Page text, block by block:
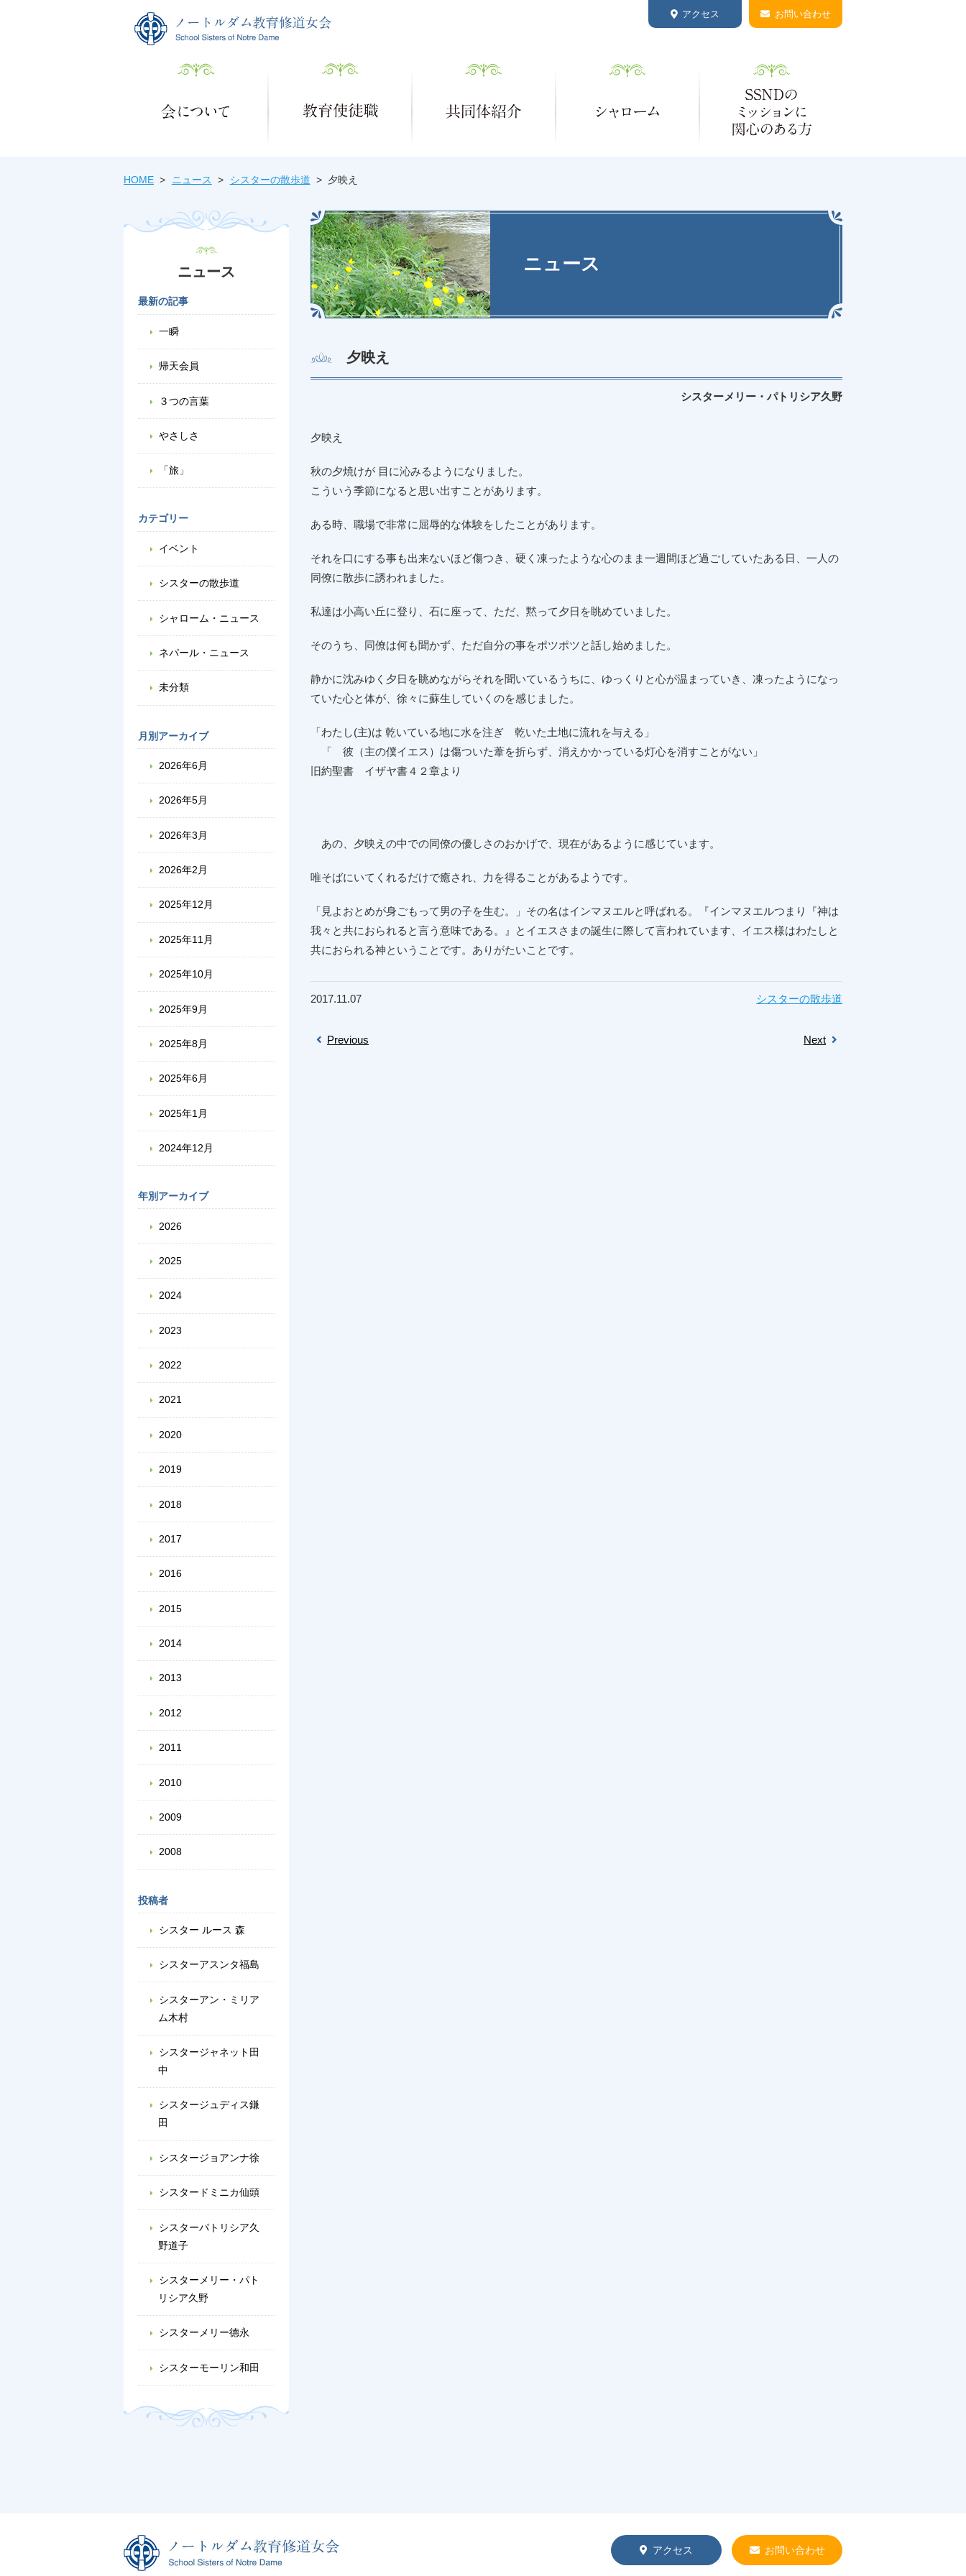
アクセス お問い合わせ
HOME ニュース シスターの散歩道 夕映え
ニュース
夕映え
シスターメリー・パトリシア久野
夕映え
秋の夕焼けが 目に沁みるようになりました。
こういう季節になると思い出すことがあります。
ある時、職場で非常に屈辱的な体験をしたことがあります。
それを口にする事も出来ないほど傷つき、硬く凍ったような心のまま一週間ほど過ごしていたある日、一人の
同僚に散歩に誘われました。
私達は小高い丘に登り、石に座って、ただ、黙って夕日を眺めていました。
そのうち、同僚は何も聞かず、ただ自分の事をポツポツと話し始めました。
静かに沈みゆく夕日を眺めながらそれを聞いているうちに、ゆっくりと心が温まっていき、凍ったようになっ
ていた心と体が、徐々に蘇生していくのを感じました。
「わたし(主)は 乾いている地に水を注ぎ 乾いた土地に流れを与える」
「 彼（主の僕イエス）は傷ついた葦を折らず、消えかかっている灯心を消すことがない」
旧約聖書 イザヤ書４２章より
あの、夕映えの中での同僚の優しさのおかげで、現在があるように感じています。
唯そばにいてくれるだけで癒され、力を得ることがあるようです。
「見よおとめが身ごもって男の子を生む。」その名はインマヌエルと呼ばれる。『インマヌエルつまり『神は
我々と共におられると言う意味である。』とイエスさまの誕生に際して言われています、イエス様はわたしと
共におられる神ということです。ありがたいことです。
2017.11.07 シスターの散歩道
Previous Next
ニュース
最新の記事
一瞬
帰天会員
３つの言葉
やさしさ
「旅」
カテゴリー
イベント
シスターの散歩道
シャローム・ニュース
ネパール・ニュース
未分類
月別アーカイブ
2026年6月
2026年5月
2026年3月
2026年2月
2025年12月
2025年11月
2025年10月
2025年9月
2025年8月
2025年6月
2025年1月
2024年12月
年別アーカイブ
2026
2025
2024
2023
2022
2021
2020
2019
2018
2017
2016
2015
2014
2013
2012
2011
2010
2009
2008
投稿者
シスター ルース 森
シスターアスンタ福島
シスターアン・ミリア
ム木村
シスタージャネット田
中
シスタージュディス鎌
田
シスタージョアンナ徐
シスタードミニカ仙頭
シスターパトリシア久
野道子
シスターメリー・パト
リシア久野
シスターメリー德永
シスターモーリン和田
アクセス お問い合わせ